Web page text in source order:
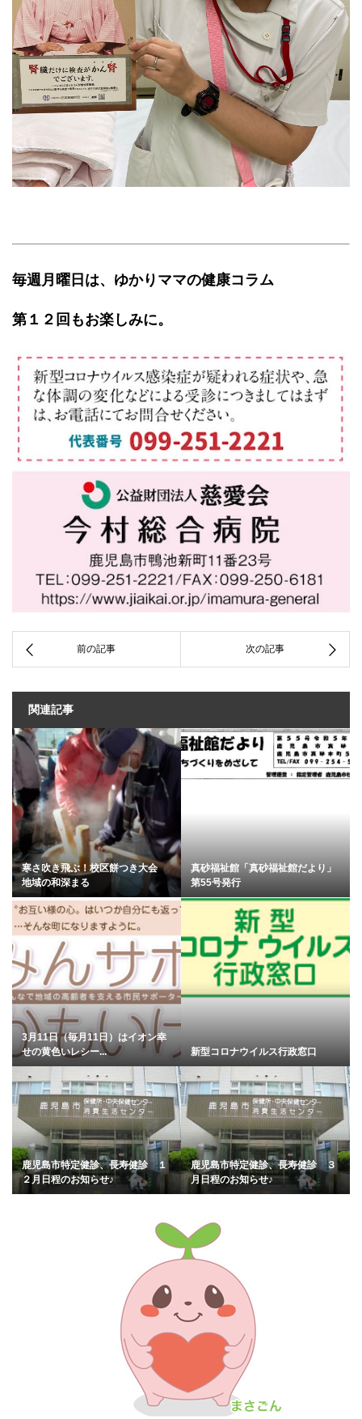
毎週月曜日は、ゆかりママの健康コラム
第１２回もお楽しみに。
関連記事
寒さ吹き飛ぶ！校区餅つき大会
地域の和深まる
真砂福祉館「真砂福祉館だより」
第55号発行
3月11日（毎月11日）はイオン幸
せの黄色いレシー...
新型コロナウイルス行政窓口
鹿児島市特定健診、長寿健診 １
２月日程のお知らせ♪
鹿児島市特定健診、長寿健診 ３
月日程のお知らせ♪